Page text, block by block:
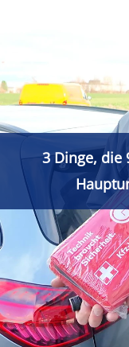
3 Dinge, die